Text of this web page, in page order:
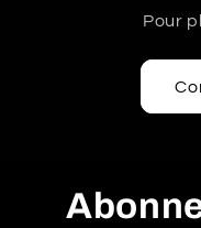
Pour